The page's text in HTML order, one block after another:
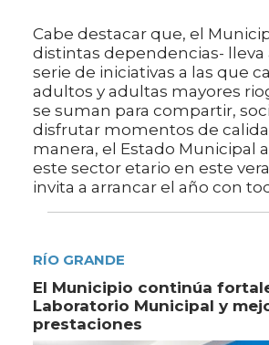
Cabe destacar que, el
distintas dependencias- lleva
serie de iniciativas a las que
adultos y adultas mayores
se suman para compartir,
disfrutar momentos de
manera, el Estado Municipal
este sector etario en este
invita a arrancar el año con
RÍO GRANDE
El Municipio continúa
Laboratorio Municipal y
prestaciones